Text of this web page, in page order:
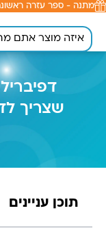
לתוכן
מתנה - ספר עזרה
שצריך
תוכן עניינים